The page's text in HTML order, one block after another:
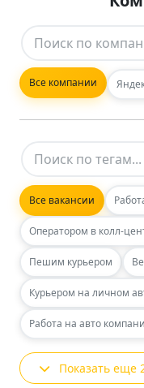
Все компании
Все вакансии
Оператором в колл-
Пешим курьером
Курьером на личном
Работа на авто
Показать еще